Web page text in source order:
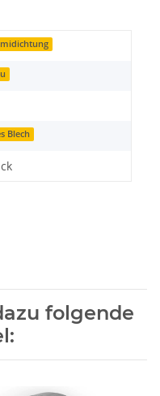
Blech
folgende